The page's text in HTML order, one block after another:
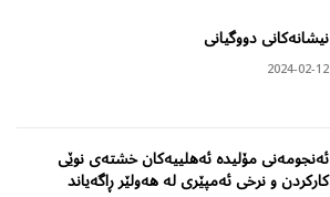
نیشانەکانی دووگیانی
2024-02-12
ئەنجومەنی مۆلیدە ئەهلییەکان خشتەی نوێی
کارکردن و نرخی ئەمپێری لە هەولێر ڕاگەیاند